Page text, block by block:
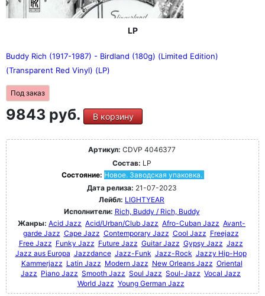
LP
Buddy Rich (1917-1987) - Birdland (180g) (Limited Edition)
(Transparent Red Vinyl) (LP)
Под заказ
9843 руб. В корзину
Артикул: CDVP 4046377
Состав: LP
Состояние: Новое. Заводская упаковка.
Дата релиза: 21-07-2023
Лейбл: LIGHTYEAR
Исполнители: Rich, Buddy / Rich, Buddy
Жанры: Acid Jazz Acid/Urban/Club Jazz Afro-Cuban Jazz Avant-
garde Jazz Cape Jazz Contemporary Jazz Cool Jazz Freejazz
Free Jazz Funky Jazz Future Jazz Guitar Jazz Gypsy Jazz Jazz
Jazz aus Europa Jazzdance Jazz-Funk Jazz-Rock Jazzy Hip-Hop
Kammerjazz Latin Jazz Modern Jazz New Orleans Jazz Oriental
Jazz Piano Jazz Smooth Jazz Soul Jazz Soul-Jazz Vocal Jazz
World Jazz Young German Jazz